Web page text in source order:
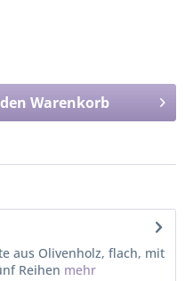
Warenkorb
aus Olivenholz, flach, mit
Reihen mehr